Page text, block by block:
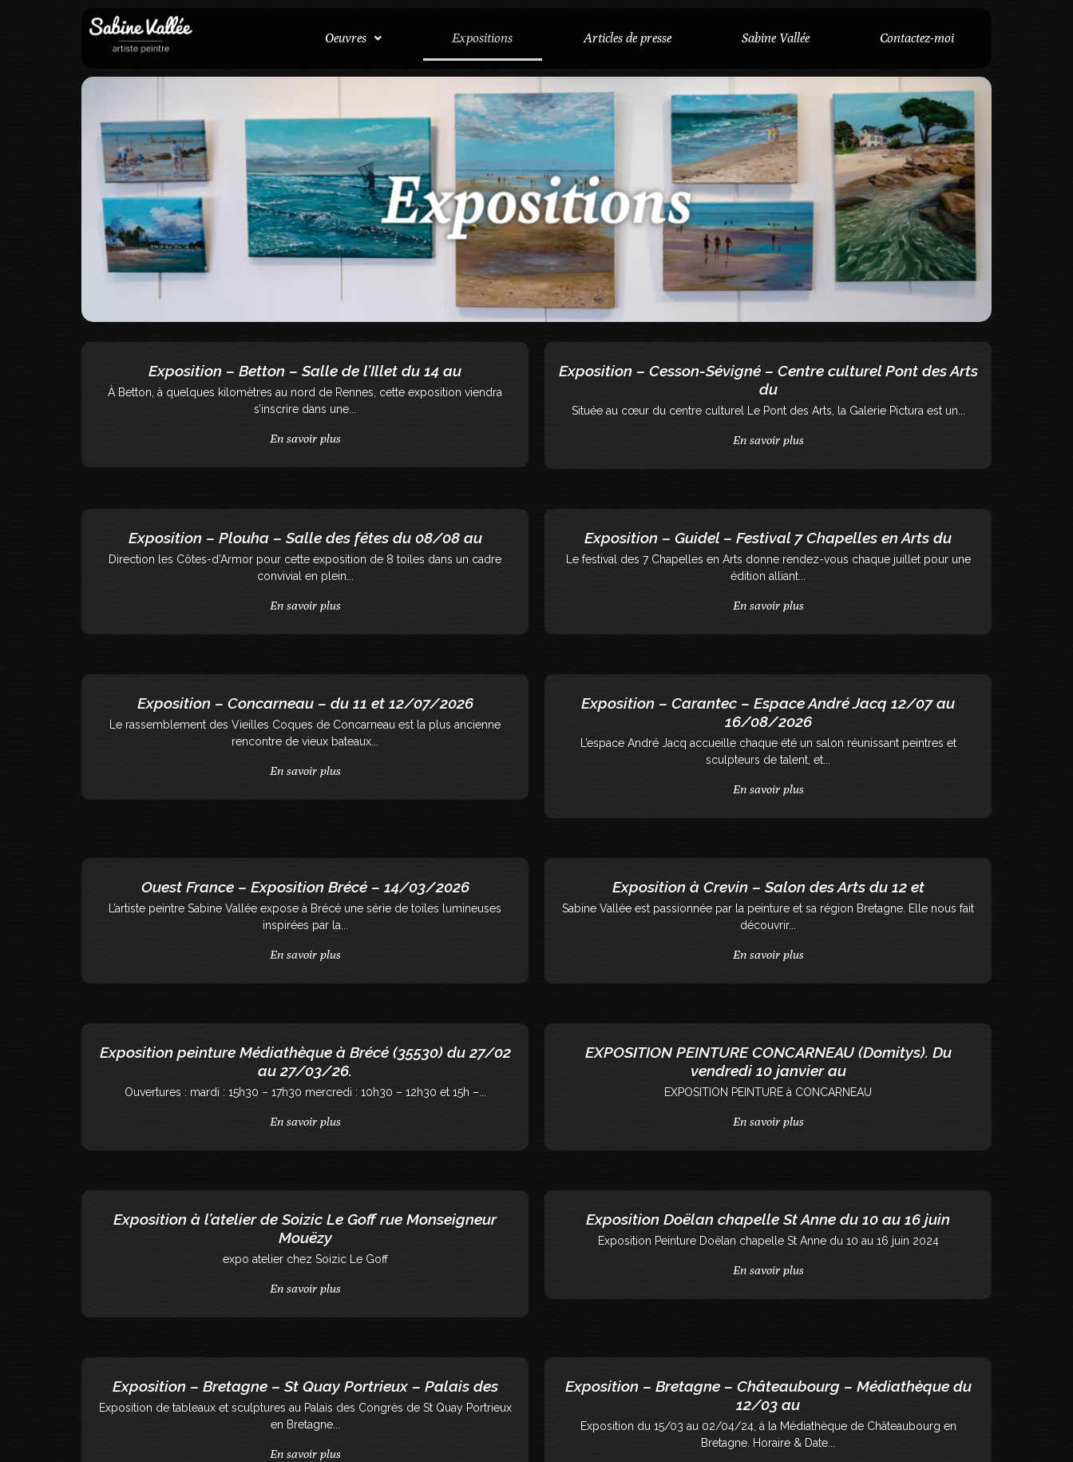
Oeuvres Expositions Articles de presse Sabine Vallée Contactez-moi
Exposition – Betton – Salle de l’Illet du 14 au
À Betton, à quelques kilomètres au nord de Rennes, cette exposition viendra
s’inscrire dans une...
En savoir plus
Exposition – Cesson-Sévigné – Centre culturel Pont des Arts
du
Située au cœur du centre culturel Le Pont des Arts, la Galerie Pictura est un...
En savoir plus
Exposition – Plouha – Salle des fêtes du 08/08 au
Direction les Côtes-d’Armor pour cette exposition de 8 toiles dans un cadre
convivial en plein...
En savoir plus
Exposition – Guidel – Festival 7 Chapelles en Arts du
Le festival des 7 Chapelles en Arts donne rendez-vous chaque juillet pour une
édition alliant...
En savoir plus
Exposition – Concarneau – du 11 et 12/07/2026
Le rassemblement des Vieilles Coques de Concarneau est la plus ancienne
rencontre de vieux bateaux...
En savoir plus
Exposition – Carantec – Espace André Jacq 12/07 au
16/08/2026
L’espace André Jacq accueille chaque été un salon réunissant peintres et
sculpteurs de talent, et...
En savoir plus
Ouest France – Exposition Brécé – 14/03/2026
L’artiste peintre Sabine Vallée expose à Brécé une série de toiles lumineuses
inspirées par la...
En savoir plus
Exposition à Crevin – Salon des Arts du 12 et
Sabine Vallée est passionnée par la peinture et sa région Bretagne. Elle nous fait
découvrir...
En savoir plus
Exposition peinture Médiathèque à Brécé (35530) du 27/02
au 27/03/26.
Ouvertures : mardi : 15h30 – 17h30 mercredi : 10h30 – 12h30 et 15h –...
En savoir plus
EXPOSITION PEINTURE CONCARNEAU (Domitys). Du
vendredi 10 janvier au
EXPOSITION PEINTURE à CONCARNEAU
En savoir plus
Exposition à l’atelier de Soizic Le Goff rue Monseigneur
Mouëzy
expo atelier chez Soizic Le Goff
En savoir plus
Exposition Doëlan chapelle St Anne du 10 au 16 juin
Exposition Peinture Doëlan chapelle St Anne du 10 au 16 juin 2024
En savoir plus
Exposition – Bretagne – St Quay Portrieux – Palais des
Exposition de tableaux et sculptures au Palais des Congrès de St Quay Portrieux
en Bretagne...
En savoir plus
Exposition – Bretagne – Châteaubourg – Médiathèque du
12/03 au
Exposition du 15/03 au 02/04/24, à la Médiathèque de Châteaubourg en
Bretagne. Horaire & Date...